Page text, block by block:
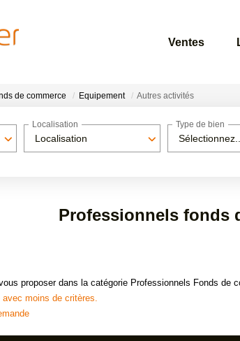
Ventes
de commerce Equipement Autres activités
Localisation
Localisation
Sélectionnez...
Type de bien
Professionnels fonds
proposer dans la catégorie Professionnels Fonds
moins de critères.